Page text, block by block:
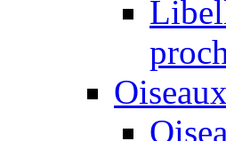
Oiseaux